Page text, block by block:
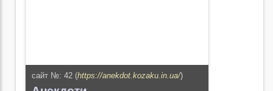
сайт №: 42 (https://anekdot.kozaku.in.ua/)